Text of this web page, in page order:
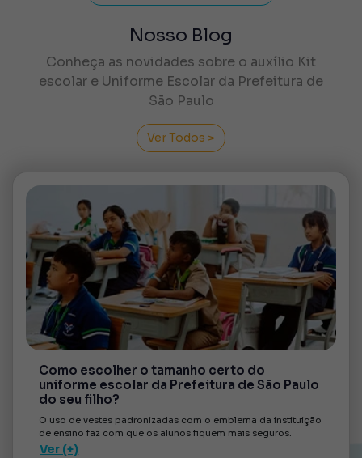
Nosso Blog
Conheça as novidades sobre o auxílio Kit
escolar e Uniforme Escolar da Prefeitura de
São Paulo
Ver Todos >
Como escolher o tamanho certo do
uniforme escolar da Prefeitura de São Paulo
do seu filho?
O uso de vestes padronizadas com o emblema da instituição
de ensino faz com que os alunos fiquem mais seguros.
Ver (+)